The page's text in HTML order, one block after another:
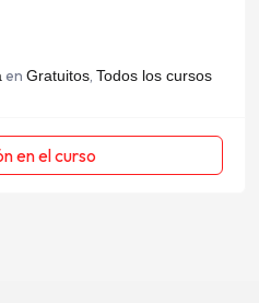
en Gratuitos, Todos los cursos
en el curso